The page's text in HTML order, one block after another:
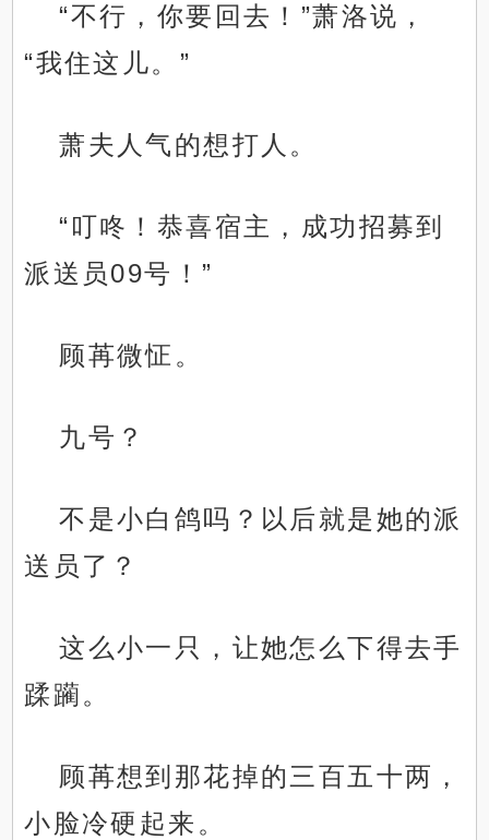
“不行，你要回去！”萧洛说，
“我住这儿。”
萧夫人气的想打人。
“叮咚！恭喜宿主，成功招募到
派送员09号！”
顾苒微怔。
九号？
不是小白鸽吗？以后就是她的派
送员了？
这么小一只，让她怎么下得去手
蹂躏。
顾苒想到那花掉的三百五十两，
小脸冷硬起来。